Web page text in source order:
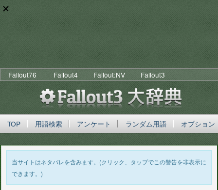
Fallout76 Fallout4 Fallout:NV Fallout3
TOP 用語検索 アンケート ランダム用語 オプション
当サイトはネタバレを含みます。(クリック、タップでこの警告を非表示に
できます。)